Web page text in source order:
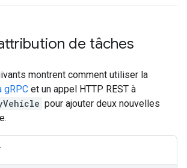
de tâches
montrent comment utiliser la
gRPC et un appel HTTP REST à
pour ajouter deux nouvelles